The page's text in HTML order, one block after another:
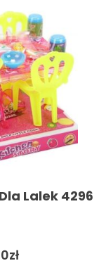
Lalek 4296
zł